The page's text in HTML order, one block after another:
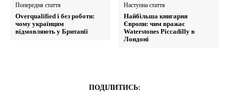
Попередня стаття
Overqualified і без роботи:
чому українцям
відмовляють у Британії
Наступна стаття
Найбільша книгарня
Європи: чим вражає
Waterstones Piccadilly в
Лондоні
ПОДІЛИТИСЬ: